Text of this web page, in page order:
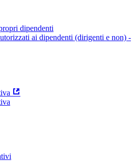
dipendenti
ai dipendenti (dirigenti e non) -